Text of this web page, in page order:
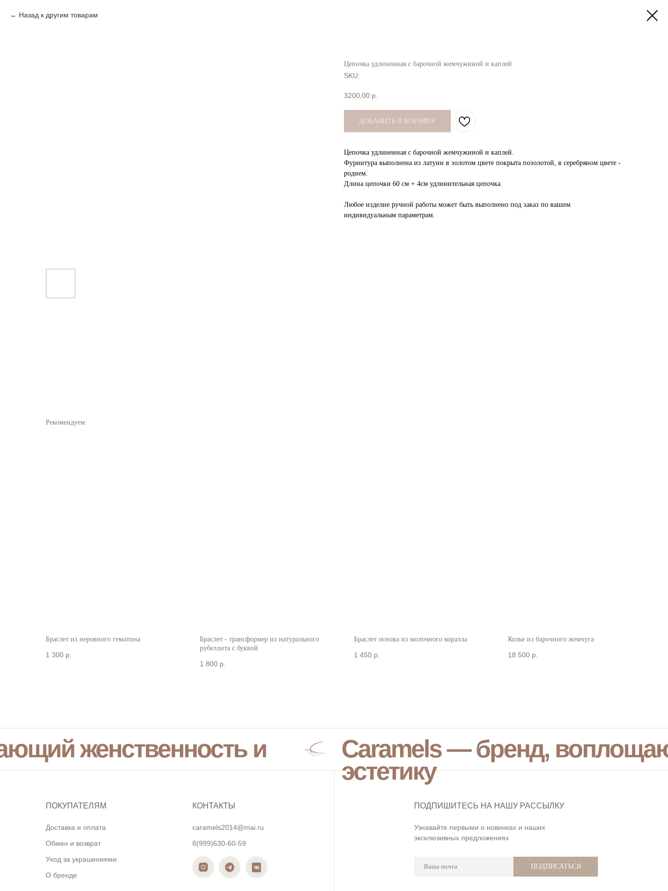
Назад к другим товарам
Цепочка удлиненная с барочной жемчужиной и каплей
SKU:
3200,00 р.
ДОБАВИТЬ В КОРЗИНУ
Цепочка удлиненная с барочной жемчужиной и каплей.
Фурнитура выполнена из латуни в золотом цвете покрыта позолотой, в серебряном цвете -
родием.
Длина цепочки 60 см + 4см удлинительная цепочка.
Любое изделие ручной работы может быть выполнено под заказ по вашим
индивидуальным параметрам.
Рекомендуем
Браслет из неровного гематина
1 300 р.
Браслет - трансформер из натурального
рубеллита с буквой
1 800 р.
Браслет основа из молочного коралла
1 450 р.
Колье из барочного жемчуга
18 500 р.
ПОКУПАТЕЛЯМ
Доставка и оплата
Обмен и возврат
Уход за украшениями
О бренде
КОНТАКТЫ
caramels2014@mai.ru
8(999)630-60-59
ПОДПИШИТЕСЬ НА НАШУ РАССЫЛКУ
Узнавайте первыми о новинках и наших
эксклюзивных предложениях
ПОДПИСАТЬСЯ
Caramels — бренд,
эстетику
женственность и